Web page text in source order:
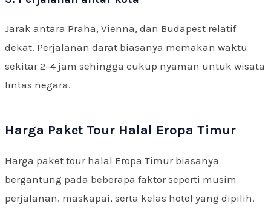
Jarak antara Praha, Vienna, dan Budapest relatif
dekat. Perjalanan darat biasanya memakan waktu
sekitar 2–4 jam sehingga cukup nyaman untuk wisata
lintas negara.
Harga Paket Tour Halal Eropa Timur
Harga paket tour halal Eropa Timur biasanya
bergantung pada beberapa faktor seperti musim
perjalanan, maskapai, serta kelas hotel yang dipilih.